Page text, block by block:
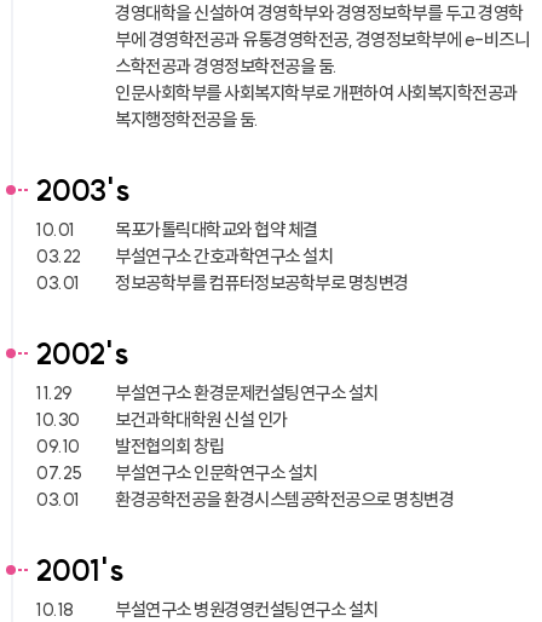
경영대학을 신설하여 경영학부와 경영정보학부를 두고 경영학
부에 경영학전공과 유통경영학전공, 경영정보학부에 e-비즈니
스학전공과 경영정보학전공을 둠.
인문사회학부를 사회복지학부로 개편하여 사회복지학전공과
복지행정학전공을 둠.
2003's
10.01
목포가톨릭대학교와 협약 체결
03.22
부설연구소 간호과학연구소 설치
03.01
정보공학부를 컴퓨터정보공학부로 명칭변경
2002's
11.29
부설연구소 환경문제컨설팅연구소 설치
10.30
보건과학대학원 신설 인가
09.10
발전협의회 창립
07.25
부설연구소 인문학연구소 설치
03.01
환경공학전공을 환경시스템공학전공으로 명칭변경
2001's
10.18
부설연구소 병원경영컨설팅연구소 설치